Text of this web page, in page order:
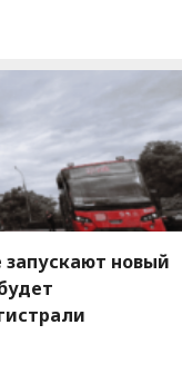
новый